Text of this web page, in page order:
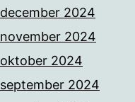
december 2024
november 2024
oktober 2024
september 2024